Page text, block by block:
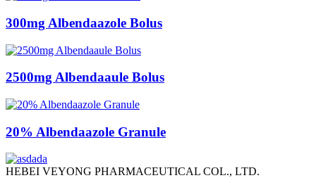
300mg Albendaazole Bolus
2500mg Albendaaule Bolus
20% Albendaazole Granule
HEBEI VEYONG PHARMACEUTICAL COL., LTD.